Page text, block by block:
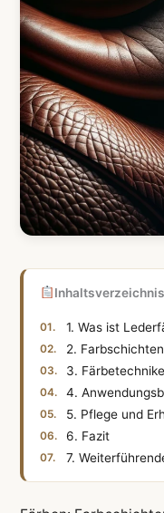
Inhaltsverzeichnis
1. Was ist
2.
3.
4.
5. Pflege und
6. Fazit
7.